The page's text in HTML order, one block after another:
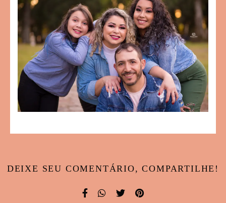
DEIXE SEU COMENTÁRIO, COMPARTILHE!